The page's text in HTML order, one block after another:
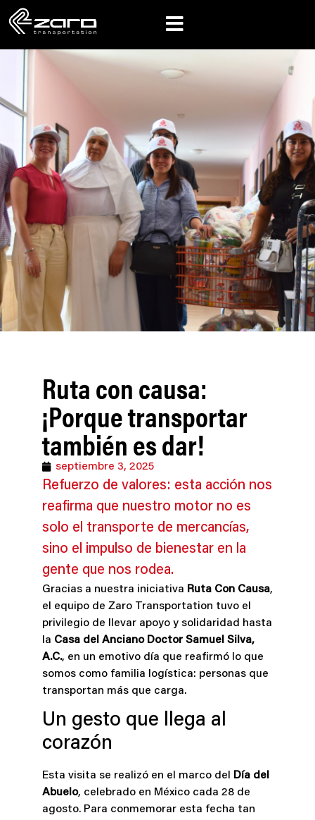
Ruta con causa:
¡Porque transportar
también es dar!
septiembre 3, 2025
Refuerzo de valores: esta acción nos
reafirma que nuestro motor no es
solo el transporte de mercancías,
sino el impulso de bienestar en la
gente que nos rodea.
Gracias a nuestra iniciativa Ruta Con Causa,
el equipo de Zaro Transportation tuvo el
privilegio de llevar apoyo y solidaridad hasta
la Casa del Anciano Doctor Samuel Silva,
A.C., en un emotivo día que reafirmó lo que
somos como familia logística: personas que
transportan más que carga.
Un gesto que llega al
corazón
Esta visita se realizó en el marco del Día del
Abuelo, celebrado en México cada 28 de
agosto. Para conmemorar esta fecha tan